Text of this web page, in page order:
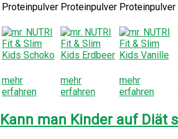
Proteinpulver Proteinpulver Proteinpulver
mehr
erfahren
mehr
erfahren
mehr
erfahren
Kann man Kinder auf Diät